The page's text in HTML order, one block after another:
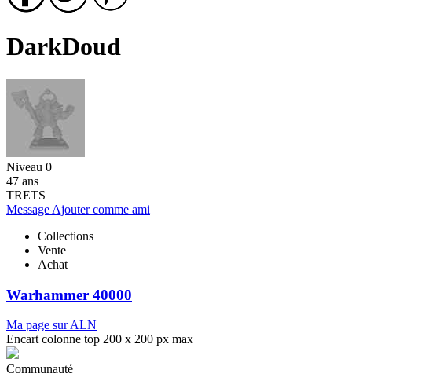
DarkDoud
Niveau 0
47 ans
TRETS
Message Ajouter comme ami
Collections
Vente
Achat
Warhammer 40000
Ma page sur ALN
Encart colonne top 200 x 200 px max
Communauté